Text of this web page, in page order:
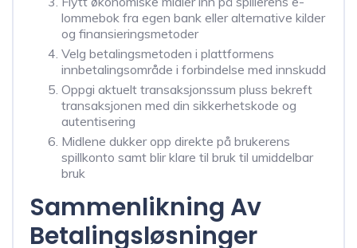
lommebok fra egen bank eller alternative kilder
og finansieringsmetoder
Velg betalingsmetoden i plattformens
innbetalingsområde i forbindelse med innskudd
Oppgi aktuelt transaksjonssum pluss bekreft
transaksjonen med din sikkerhetskode og
autentisering
Midlene dukker opp direkte på brukerens
spillkonto samt blir klare til bruk til umiddelbar
bruk
Sammenlikning Av
Betalingsløsninger